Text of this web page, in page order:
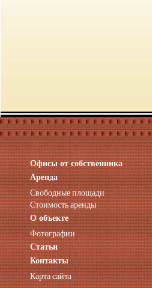
Офисы от собственника
Аренда нежилых помещений
Аренда помещений от
Аренда конференц-зала СПб
Офисы у метро
Офисы в Адмиралтейском районе
Помещения с отдельным входом
Небольшие офисы
Аренда офиса около метро
Снять помещение у метро
Аренда помещений у метро
Аренда помещений район
Аренда
Свободные площади
Стоимость аренды
О объекте
Фотографии
Статьи
Контакты
Карта сайта